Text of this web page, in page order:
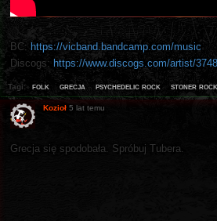
BC: https://vicband.bandcamp.com/music
Discogs: https://www.discogs.com/artist/
Tagi: folk grecja psychedelic rock stoner rock
Kozioł 5 lat temu
Grecja się spodobała. Spróbuj Tubera.